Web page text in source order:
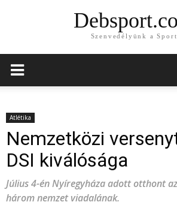
Szenvedélyünk a Sport
Atlétika
Nemzetközi
DSI kiválósága
Július 4-én Nyíregyháza adott otthont
három nemzet viadalának.